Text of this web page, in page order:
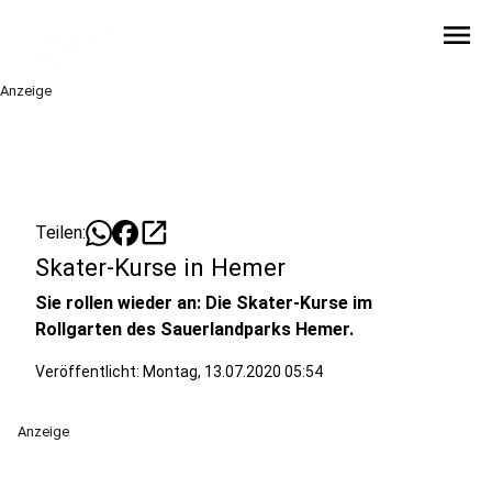
menu
Anzeige
Teilen: open_in_new
Skater-Kurse in Hemer
Sie rollen wieder an: Die Skater-Kurse im
Rollgarten des Sauerlandparks Hemer.
Veröffentlicht: Montag, 13.07.2020 05:54
Anzeige